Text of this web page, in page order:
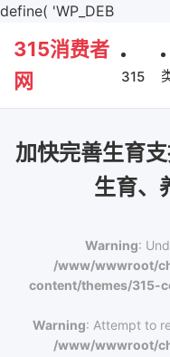
define( 'WP_DEB
315消费者
网
315
加快完善生育
生育、
Warning:
/www/wwwroot/
content/themes/315-
Warning: Attempt to
/www/wwwroot/